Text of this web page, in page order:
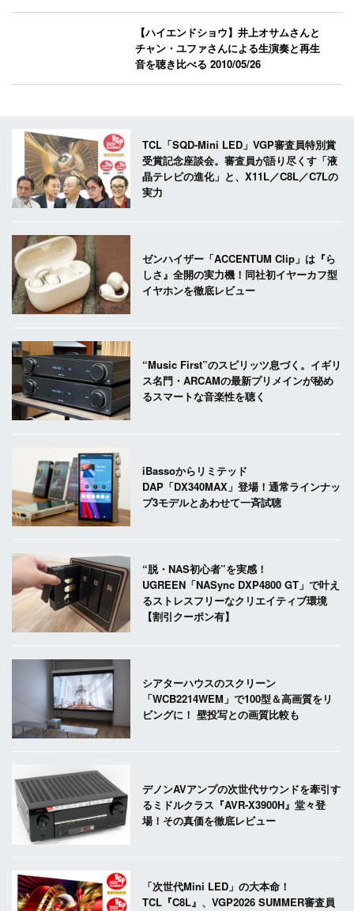
【ハイエンドショウ】井上オサムさんと
チャン・ユファさんによる生演奏と再生
音を聴き比べる2010/05/26
TCL「SQD-Mini LED」VGP審査員特別賞
受賞記念座談会。審査員が語り尽くす「液
晶テレビの進化」と、X11L／C8L／C7Lの
実力
ゼンハイザー「ACCENTUM Clip」は『ら
しさ』全開の実力機！同社初イヤーカフ型
イヤホンを徹底レビュー
“Music First”のスピリッツ息づく。イギリ
ス名門・ARCAMの最新プリメインが秘め
るスマートな音楽性を聴く
iBassoからリミテッド
DAP「DX340MAX」登場！通常ラインナッ
プ3モデルとあわせて一斉試聴
“脱・NAS初心者”を実感！
UGREEN「NASync DXP4800 GT」で叶え
るストレスフリーなクリエイティブ環境
【割引クーポン有】
シアターハウスのスクリーン
「WCB2214WEM」で100型＆高画質をリ
ビングに！ 壁投写との画質比較も
デノンAVアンプの次世代サウンドを牽引す
るミドルクラス『AVR-X3900H』堂々登
場！その真価を徹底レビュー
「次世代Mini LED」の大本命！
TCL『C8L』、VGP2026 SUMMER審査員